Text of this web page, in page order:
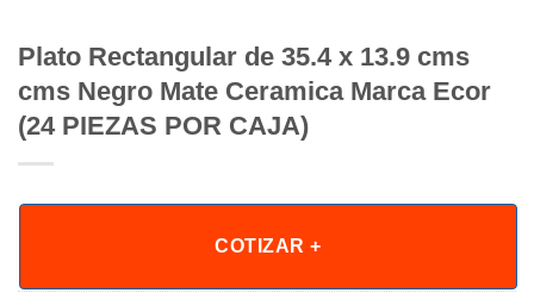
Plato Rectangular de 35.4 x 13.9 cms
cms Negro Mate Ceramica Marca Ecor
(24 PIEZAS POR CAJA)
COTIZAR +